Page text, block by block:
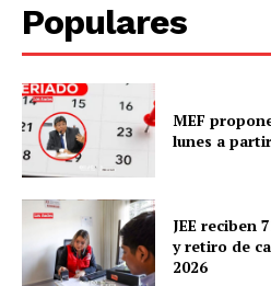
Populares
MEF
lunes a
JEE reciben
y retiro de
2026